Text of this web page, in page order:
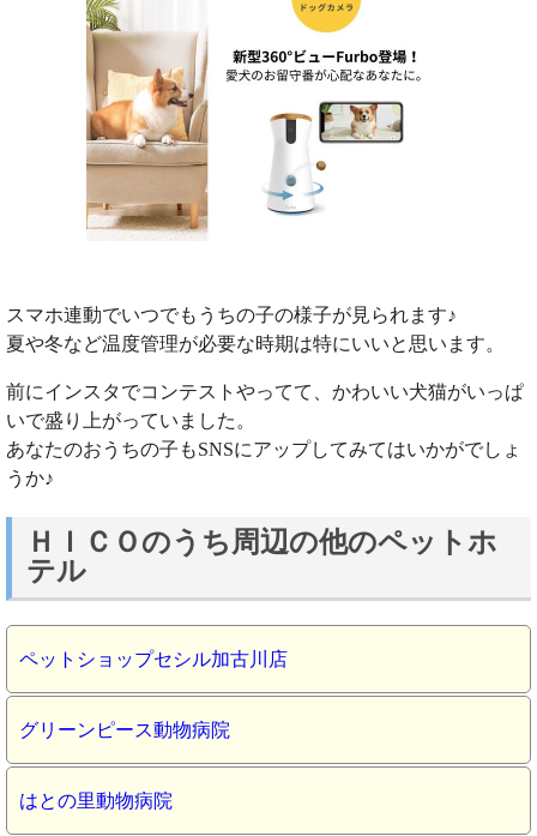
スマホ連動でいつでもうちの子の様子が見られます♪
夏や冬など温度管理が必要な時期は特にいいと思います。
前にインスタでコンテストやってて、かわいい犬猫がいっぱ
いで盛り上がっていました。
あなたのおうちの子もSNSにアップしてみてはいかがでしょ
うか♪
ＨＩＣＯのうち周辺の他のペットホ
テル
ペットショップセシル加古川店
グリーンピース動物病院
はとの里動物病院